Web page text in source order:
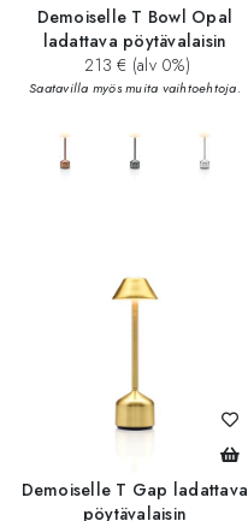
Demoiselle T Bowl Opal
ladattava pöytävalaisin
213 € (alv 0%)
Saatavilla myös muita vaihtoehtoja.
Demoiselle T Gap ladattava
pöytävalaisin